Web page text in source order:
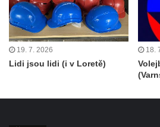
19. 7. 2026
Lidi jsou lidi (i v Loretě)
18.